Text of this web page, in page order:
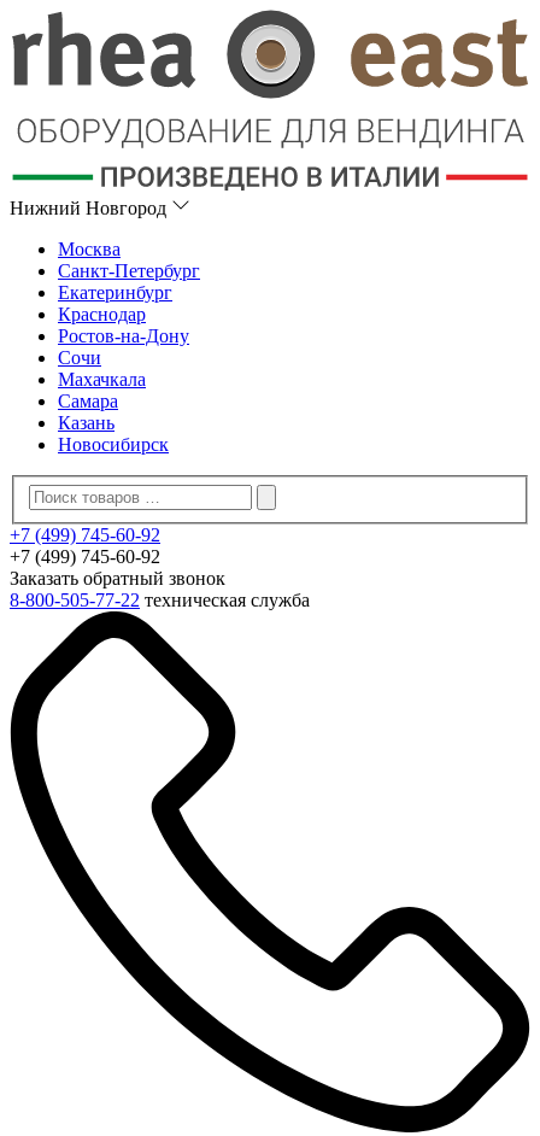
Нижний Новгород
Москва
Санкт-Петербург
Екатеринбург
Краснодар
Ростов-на-Дону
Сочи
Махачкала
Самара
Казань
Новосибирск
+7 (499) 745-60-92
+7 (499) 745-60-92
Заказать обратный звонок
8-800-505-77-22 техническая служба